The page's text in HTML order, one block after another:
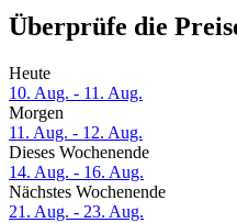
Überprüfe die
Heute
10. Aug. - 11. Aug.
Morgen
11. Aug. - 12. Aug.
Dieses Wochenende
14. Aug. - 16. Aug.
Nächstes Wochenende
21. Aug. - 23. Aug.